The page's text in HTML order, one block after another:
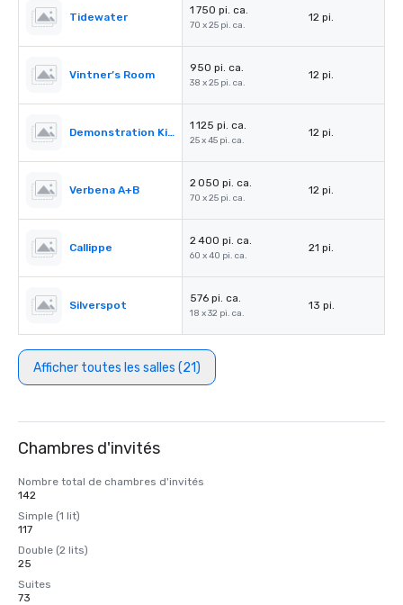
Tidewater
1 750 pi. ca.
70 x 25 pi. ca.
12 pi.
Vintner’s Room
950 pi. ca.
38 x 25 pi. ca.
12 pi.
Demonstration Kitchen
1 125 pi. ca.
25 x 45 pi. ca.
12 pi.
Verbena A+B
2 050 pi. ca.
70 x 25 pi. ca.
12 pi.
Callippe
2 400 pi. ca.
60 x 40 pi. ca.
21 pi.
Silverspot
576 pi. ca.
18 x 32 pi. ca.
13 pi.
Afficher toutes les salles (21)
Chambres d'invités
Nombre total de chambres d'invités
142
Simple (1 lit)
117
Double (2 lits)
25
Suites
73